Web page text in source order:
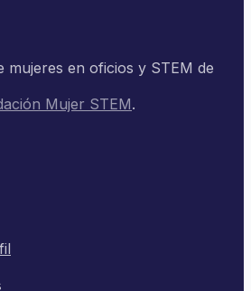
mujeres en oficios y STEM de
Mujer STEM.